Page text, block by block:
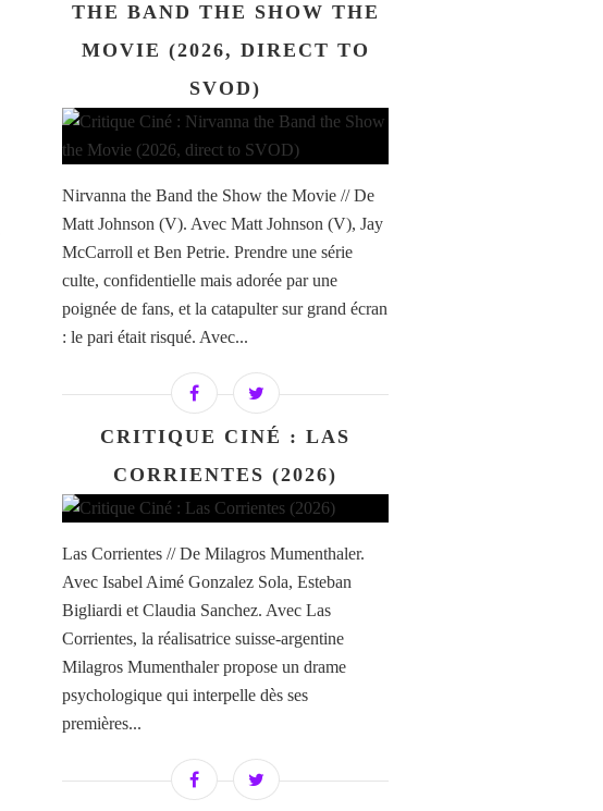
THE BAND THE SHOW THE
MOVIE (2026, DIRECT TO
SVOD)
Nirvanna the Band the Show the Movie // De
Matt Johnson (V). Avec Matt Johnson (V), Jay
McCarroll et Ben Petrie. Prendre une série
culte, confidentielle mais adorée par une
poignée de fans, et la catapulter sur grand écran
: le pari était risqué. Avec...
CRITIQUE CINÉ : LAS
CORRIENTES (2026)
Las Corrientes // De Milagros Mumenthaler.
Avec Isabel Aimé Gonzalez Sola, Esteban
Bigliardi et Claudia Sanchez. Avec Las
Corrientes, la réalisatrice suisse-argentine
Milagros Mumenthaler propose un drame
psychologique qui interpelle dès ses
premières...